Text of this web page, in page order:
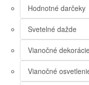
Hodnotné darčeky
Svetelné dažde
Vianočné
Vianočné